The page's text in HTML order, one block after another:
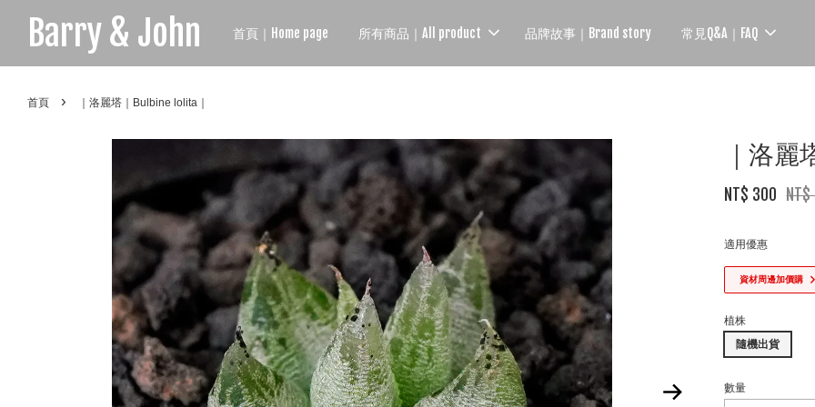
Barry & John 首頁｜Home page 所有商品｜All product 品牌故事｜Brand story 常見Q&A｜FAQ
首頁 › ｜洛麗塔｜Bulbine lolita｜
｜洛麗
NT$ 300
適用優惠
資材周邊加價購
植株
隨機出貨
數量